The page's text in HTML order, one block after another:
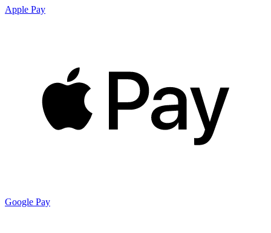
Apple Pay
Google Pay